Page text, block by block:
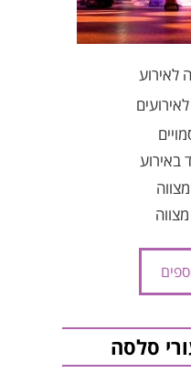
לאירוע
באירוע
סלסה